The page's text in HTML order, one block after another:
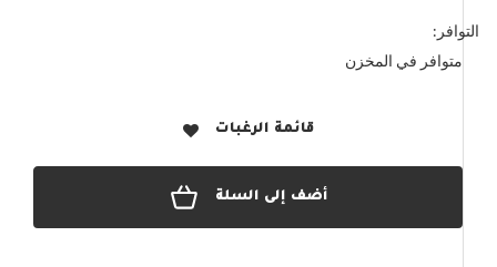
التوافر:
متوافر في المخزن
قائمة الرغبات
أضف إلى السلة